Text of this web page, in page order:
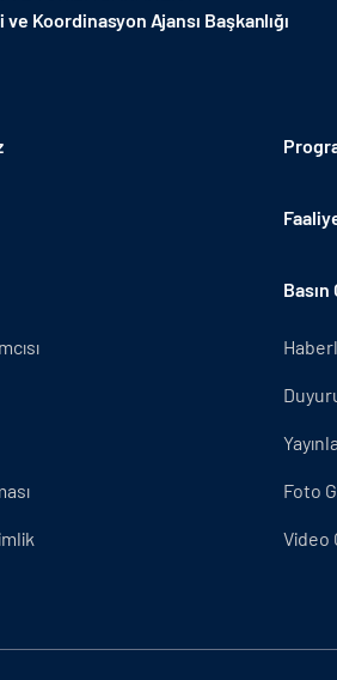
Koordinasyon Ajansı Başkanlığı
Basın
Foto
Video